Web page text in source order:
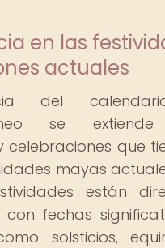
en las
actuales
del
se
celebraciones que
mayas
están
con fechas
solsticios,